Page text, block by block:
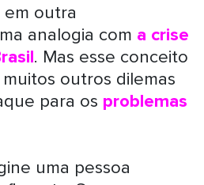
em outra
analogia com a crise
. Mas esse conceito
outros dilemas
para os problemas
uma pessoa